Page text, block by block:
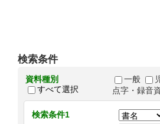
検索条件
資料種別
すべて選択
一般
点字・録音
検索条件1